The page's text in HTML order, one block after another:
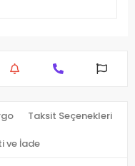
Taksit Seçenekleri
ve İade